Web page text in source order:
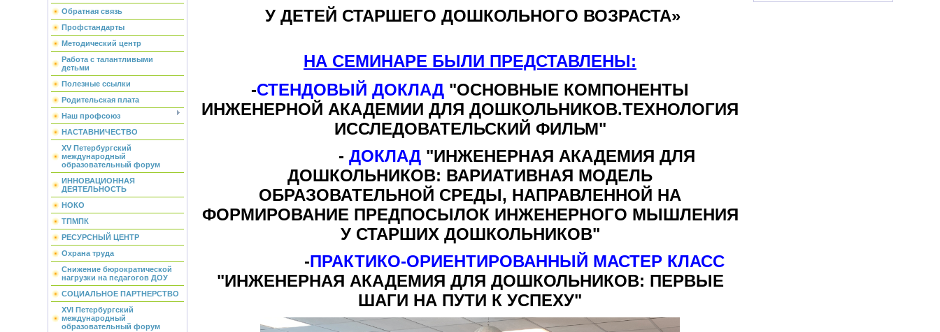
Обратная связь
Профстандарты
Методический центр
Работа с талантливыми
детьми
Полезные ссылки
Родительская плата
Наш профсоюз
НАСТАВНИЧЕСТВО
XV Петербургский
международный
образовательный форум
ИННОВАЦИОННАЯ
ДЕЯТЕЛЬНОСТЬ
НОКО
ТПМПК
РЕСУРСНЫЙ ЦЕНТР
Охрана труда
Снижение бюрократической
нагрузки на педагогов ДОУ
СОЦИАЛЬНОЕ ПАРТНЕРСТВО
XVI Петербургский
международный
образовательный форум
У ДЕТЕЙ СТАРШЕГО ДОШКОЛЬНОГО ВОЗРАСТА»
НА СЕМИНАРЕ БЫЛИ ПРЕДСТАВЛЕНЫ:
-СТЕНДОВЫЙ ДОКЛАД "ОСНОВНЫЕ КОМПОНЕНТЫ
ИНЖЕНЕРНОЙ АКАДЕМИИ ДЛЯ ДОШКОЛЬНИКОВ.ТЕХНОЛОГИЯ
ИССЛЕДОВАТЕЛЬСКИЙ ФИЛЬМ"
- ДОКЛАД"ИНЖЕНЕРНАЯ АКАДЕМИЯ ДЛЯ
ДОШКОЛЬНИКОВ: ВАРИАТИВНАЯ МОДЕЛЬ
ОБРАЗОВАТЕЛЬНОЙ СРЕДЫ, НАПРАВЛЕННОЙ НА
ФОРМИРОВАНИЕ ПРЕДПОСЫЛОК ИНЖЕНЕРНОГО МЫШЛЕНИЯ
У СТАРШИХ ДОШКОЛЬНИКОВ"
-ПРАКТИКО-ОРИЕНТИРОВАННЫЙ МАСТЕР КЛАСС
"ИНЖЕНЕРНАЯ АКАДЕМИЯ ДЛЯ ДОШКОЛЬНИКОВ: ПЕРВЫЕ
ШАГИ НА ПУТИ К УСПЕХУ"